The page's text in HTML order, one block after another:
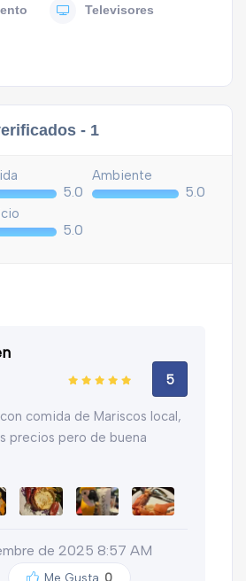
Televisores
- 1
5.0
Ambiente
5.0
5.0
5
comida de Mariscos local,
precios pero de buena
de 2025 8:57 AM
Me Gusta 0